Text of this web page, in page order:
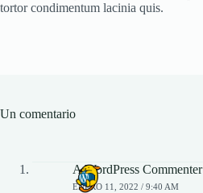
tortor condimentum lacinia quis.
Un comentario
A WordPress Commenter
ENERO 11, 2022 / 9:40 AM